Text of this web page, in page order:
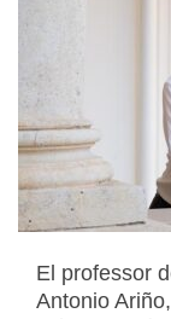
El professor
Antonio